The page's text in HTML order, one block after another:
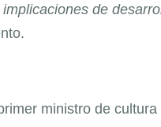
de
ministro de